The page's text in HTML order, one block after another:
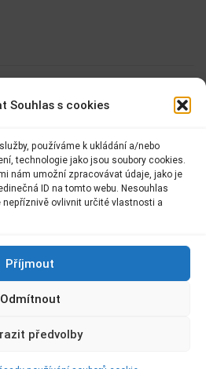
Souhlas s cookies
používáme k ukládání a/nebo
technologie jako jsou soubory cookies.
nám umožní zpracovávat údaje, jako je
ID na tomto webu. Nesouhlas
ovlivnit určité vlastnosti a
Příjmout
Odmítnout
předvolby
»Next
Adresa:
Základní škola Kolín II.
Kmochova 943
–